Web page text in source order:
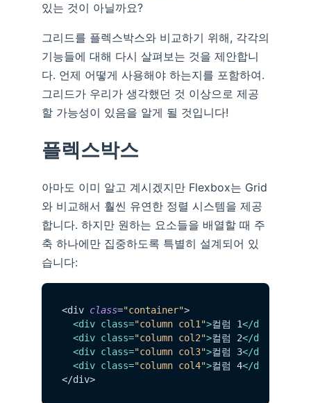
있는 것이 아닐까요?
그리드를 플렉스박스와 비교하기 위해, 각각의
기능들에 대해 다시 살펴보는 것을 제안합니
다. 언제 어떻게 사용해야 하는지를 포함하여.
그리드가 우리가 생각했던 것 이상으로 제공
할 가능성이 있음을 알게 될 것입니다!
플렉스박스
아마도 이미 알고 계시겠지만 Flexbox는 Grid
와 비교해서 훨씬 유연한 정렬 시스템을 제공
합니다. 하지만 원하는 요소들을 배열할 때 주
축 하나에만 집중하도록 특별히 설계되어 있
습니다:
<div class="container">
<div class="column col1">컬럼 1</div
<div class="column col2">컬럼 2</div
<div class="column col3">컬럼 3</div
<div class="column col4">컬럼 4</div
</div>